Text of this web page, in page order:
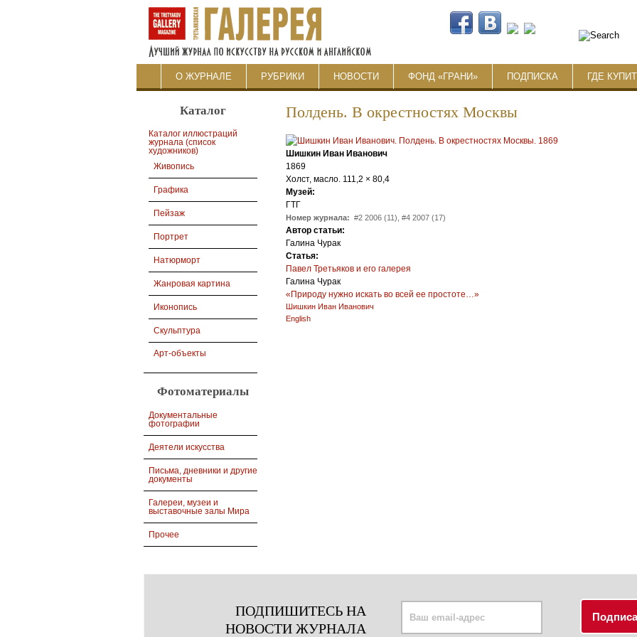
О ЖУРНАЛЕ РУБРИКИ НОВОСТИ ФОНД «ГРАНИ» ПОДПИСКА ГДЕ
Каталог
Каталог иллюстраций
журнала (список
художников)
Живопись
Графика
Пейзаж
Портрет
Натюрморт
Жанровая картина
Иконопись
Скульптура
Арт-объекты
Фотоматериалы
Документальные
фотографии
Деятели искусства
Письма, дневники и другие
документы
Галереи, музеи и
выставочные залы Мира
Прочее
Полдень. В окрестностях Москвы
Шишкин Иван Иванович
1869
Холст, масло. 111,2 × 80,4
Музей:
ГТГ
Номер журнала: #2 2006 (11), #4 2007 (17)
Автор статьи:
Галина Чурак
Статья:
Павел Третьяков и его галерея
Галина Чурак
«Природу нужно искать во всей ее простоте…»
Шишкин Иван Иванович
English
ПОДПИШИТЕСЬ НА
НОВОСТИ ЖУРНАЛА